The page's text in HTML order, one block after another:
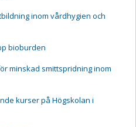
inom vårdhygien och
bioburden
minskad smittspridning inom
kurser på Högskolan i